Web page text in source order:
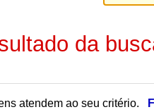
da
atendem ao seu critério.